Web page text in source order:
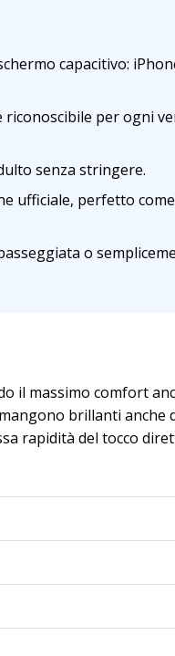
capacitivo:
per ogni
senza stringere.
ufficiale, perfetto come
o
il massimo comfort
brillanti anche
rapidità del tocco